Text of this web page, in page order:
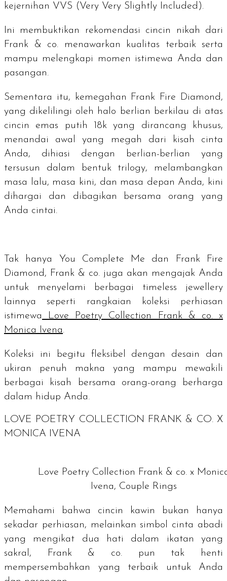
kejernihan VVS (Very Very Slightly Included ).
Ini membuktikan rekomendasi cincin nikah dari
Frank & co. menawarkan kualitas terbaik serta
mampu melengkapi momen istimewa Anda dan
pasangan.
Sementara itu, kemegahan Frank Fire Diamond,
yang dikelilingi oleh halo berlian berkilau di atas
cincin emas putih 18k yang dirancang khusus,
menandai awal yang megah dari kisah cinta
Anda, dihiasi dengan berlian-berlian yang
tersusun dalam bentuk trilogy, melambangkan
masa lalu, masa kini, dan masa depan Anda, kini
dihargai dan dibagikan bersama orang yang
Anda cintai.
Tak hanya You Complete Me dan Frank Fire
Diamond, Frank & co. juga akan mengajak Anda
untuk menyelami berbagai timeless jewellery
lainnya seperti rangkaian koleksi perhiasan
istimewa
Love Poetry Collection Frank & co. x
Monica Ivena.
Koleksi ini begitu fleksibel dengan desain dan
ukiran penuh makna yang mampu mewakili
berbagai kisah bersama orang-orang berharga
dalam hidup Anda.
LOVE POETRY COLLECTION FRANK & CO. X
MONICA IVENA
Love Poetry Collection Frank & co. x
Ivena, Couple Rings
Memahami bahwa cincin kawin bukan hanya
sekadar perhiasan, melainkan simbol cinta abadi
yang mengikat dua hati dalam ikatan yang
sakral, Frank & co. pun tak henti
mempersembahkan yang terbaik untuk Anda